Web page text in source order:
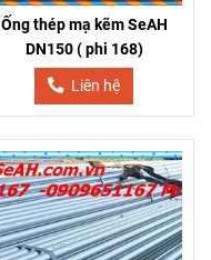
Ống thép mạ kẽm SeAH
DN150 ( phi 168)
Liên hệ